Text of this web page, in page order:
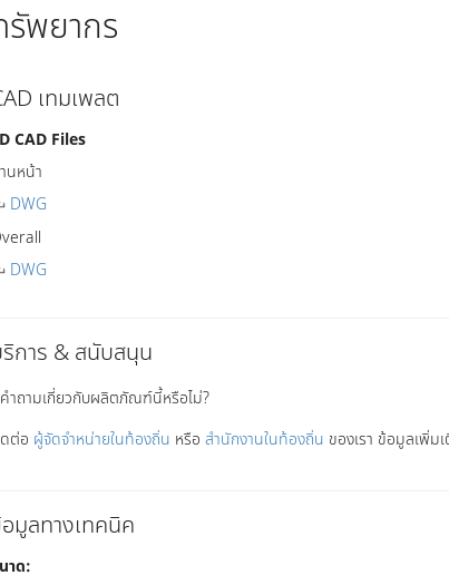
รัพยากร
เทมเพลต
CAD Files
นหน้า
DWG
DWG
การ & สนับสนุน
ำถามเกี่ยวกับผลิตภัณฑ์นี้หรือไม่?
ต่อ ผู้จัดจำหน่ายในท้องถิ่น หรือ สำนักงานในท้องถิ่น ของเรา ข้อมูลเพิ่ม
มูลทางเทคนิค
าด: